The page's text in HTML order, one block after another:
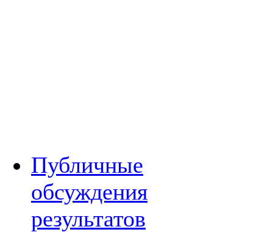
Публичные
обсуждения
результатов